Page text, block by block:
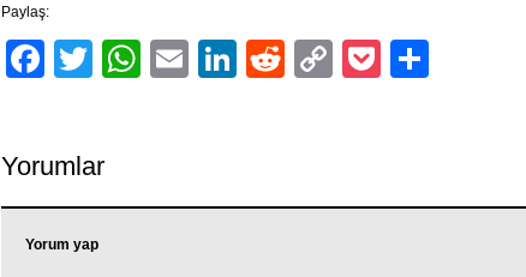
Paylaş:
Facebook
TwitterWhatsApp
EmailLinkedIn
RedditCopyPocket
Yorumlar
Yorum yap